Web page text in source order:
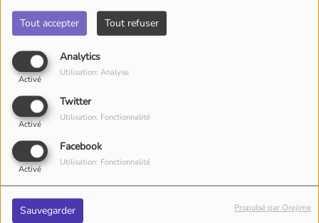
Tout accepter Tout refuser
Analytics
Activé
Utilisation: Analyse
Twitter
Activé
Utilisation: Fonctionnalité
Facebook
Activé
Utilisation: Fonctionnalité
Sauvegarder Propulsé par Orejime